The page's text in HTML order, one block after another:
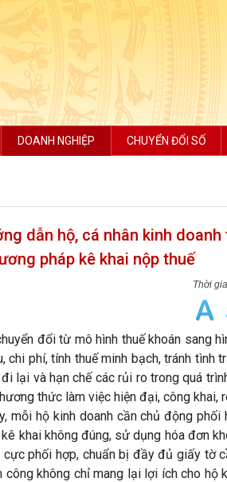
DOANH NGHIỆP CHUYỂN ĐỔI SỐ
dẫn hộ, cá nhân kinh doanh
pháp kê khai nộp thuế
đổi từ mô hình thuế khoán sang
phí, tính thuế minh bạch, tránh tình
lại và hạn chế các rủi ro trong quá
thức làm việc hiện đại, công khai,
hộ kinh doanh cần chủ động phối
khai không đúng, sử dụng hóa đơn
phối hợp, chuẩn bị đầy đủ giấy tờ
không chỉ mang lại lợi ích cho hộ